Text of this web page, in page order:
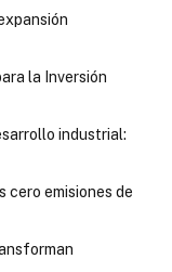
la Inversión
industrial:
cero emisiones de